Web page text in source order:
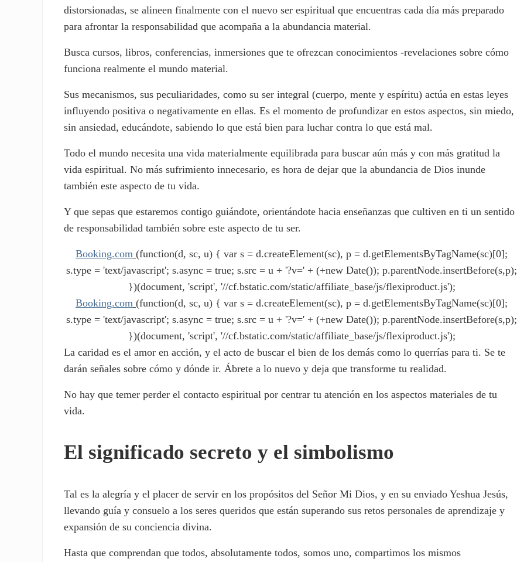
distorsionadas, se alineen finalmente con el nuevo ser espiritual que encuentras cada día más preparado
para afrontar la responsabilidad que acompaña a la abundancia material.
Busca cursos, libros, conferencias, inmersiones que te ofrezcan conocimientos -revelaciones sobre cómo
funciona realmente el mundo material.
Sus mecanismos, sus peculiaridades, como su ser integral (cuerpo, mente y espíritu) actúa en estas leyes
influyendo positiva o negativamente en ellas. Es el momento de profundizar en estos aspectos, sin miedo,
sin ansiedad, educándote, sabiendo lo que está bien para luchar contra lo que está mal.
Todo el mundo necesita una vida materialmente equilibrada para buscar aún más y con más gratitud la
vida espiritual. No más sufrimiento innecesario, es hora de dejar que la abundancia de Dios inunde
también este aspecto de tu vida.
Y que sepas que estaremos contigo guiándote, orientándote hacia enseñanzas que cultiven en ti un sentido
de responsabilidad también sobre este aspecto de tu ser.
Booking.com (function(d, sc, u) { var s = d.createElement(sc), p = d.getElementsByTagName(sc)[0];
s.type = 'text/javascript'; s.async = true; s.src = u + '?v=' + (+new Date()); p.parentNode.insertBefore(s,p);
})(document, 'script', '//cf.bstatic.com/static/affiliate_base/js/flexiproduct.js');
Booking.com (function(d, sc, u) { var s = d.createElement(sc), p = d.getElementsByTagName(sc)[0];
s.type = 'text/javascript'; s.async = true; s.src = u + '?v=' + (+new Date()); p.parentNode.insertBefore(s,p);
})(document, 'script', '//cf.bstatic.com/static/affiliate_base/js/flexiproduct.js');
La caridad es el amor en acción, y el acto de buscar el bien de los demás como lo querrías para ti. Se te
darán señales sobre cómo y dónde ir. Ábrete a lo nuevo y deja que transforme tu realidad.
No hay que temer perder el contacto espiritual por centrar tu atención en los aspectos materiales de tu
vida.
El significado secreto y el simbolismo
Tal es la alegría y el placer de servir en los propósitos del Señor Mi Dios, y en su enviado Yeshua Jesús,
llevando guía y consuelo a los seres queridos que están superando sus retos personales de aprendizaje y
expansión de su conciencia divina.
Hasta que comprendan que todos, absolutamente todos, somos uno, compartimos los mismos